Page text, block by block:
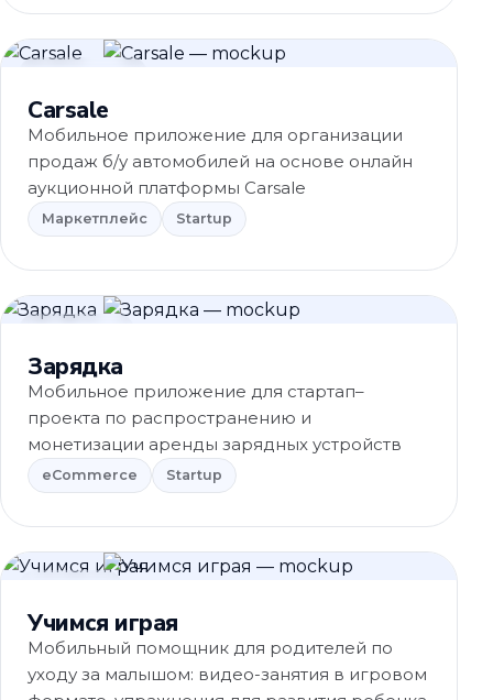
Carsale
Мобильное приложение для организации
продаж б/у автомобилей на основе онлайн
аукционной платформы Carsale
Маркетплейс Startup
Зарядка
Мобильное приложение для стартап–
проекта по распространению и
монетизации аренды зарядных устройств
eCommerce Startup
Учимся играя
Мобильный помощник для родителей по
уходу за малышом: видео-занятия в игровом